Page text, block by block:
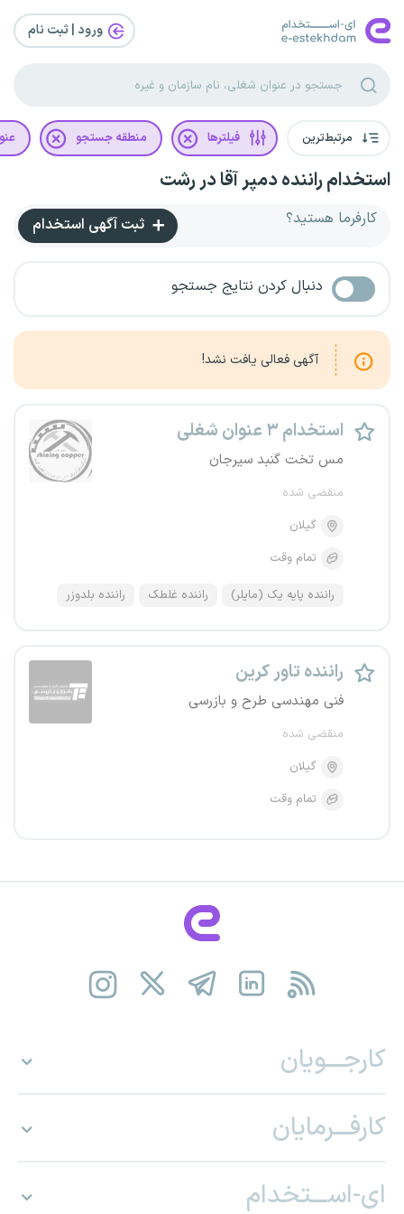
ورود | ثبت‌ نام
مرتبط‌ترین فیلترها منطقه جستجو
استخدام راننده دمپر آقا در رشت
کارفرما هستید؟ ثبت آگهی استخدام
دنبال کردن نتایج جستجو
آگهی فعالی یافت نشد!
استخدام ۳ عنوان شغلی
مس تخت گنبد سیرجان
منقضی شده
گیلان
تمام وقت
راننده پایه یک (مایلر) راننده غلطک راننده بلدوزر
راننده تاور کرین
فنی مهندسی طرح و بازرسی
منقضی شده
گیلان
تمام وقت
کارجـــویان
کارفـــرمایان
ای-اســـتخدام